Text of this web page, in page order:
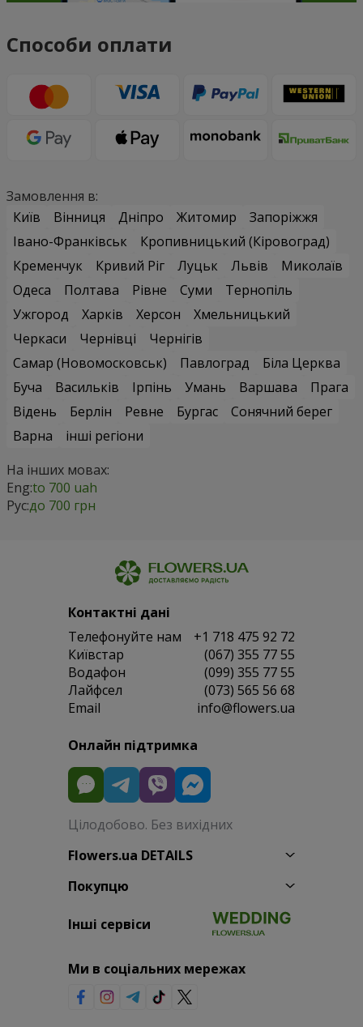
Способи оплати
Замовлення в:
Київ
Вінниця Дніпро Житомир
Запоріжжя
Івано-Франківськ
Кропивницький (Кіровоград)
Кременчук
Кривий Ріг Луцьк Львів
Миколаїв
Одеса
Полтава Рівне Суми
Тернопіль
Ужгород
Харків Херсон
Хмельницький
Черкаси
Чернівці
Чернігів
Самар (Новомосковськ)
Павлоград
Біла Церква
Буча
Васильків Ірпінь Умань Варшава
Прага
Відень
Берлін Ревне Бургас
Сонячний берег
Варна
інші регіони
На інших мовах:
Eng:to 700 uah
Рус:до 700 грн
Контактні дані
Телефонуйте нам
+1 718 475 92 72
Київстар
(067) 355 77 55
Водафон
(099) 355 77 55
Лайфсел
(073) 565 56 68
Email
info@flowers.ua
Онлайн підтримка
Цілодобово. Без вихідних
Flowers.ua DETAILS
Покупцю
Інші сервіси
Ми в соціальних мережах